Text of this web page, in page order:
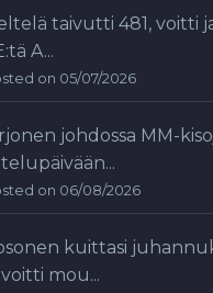
taivutti 481, voitti
A...
on 05/07/2026
johdossa MM-
on 06/08/2026
kuittasi
voitti mou...